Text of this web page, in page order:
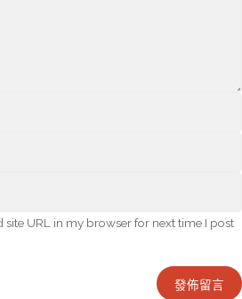
site URL in my browser for next time I post